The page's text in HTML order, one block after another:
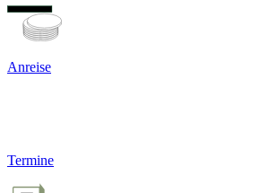
Anreise
Termine